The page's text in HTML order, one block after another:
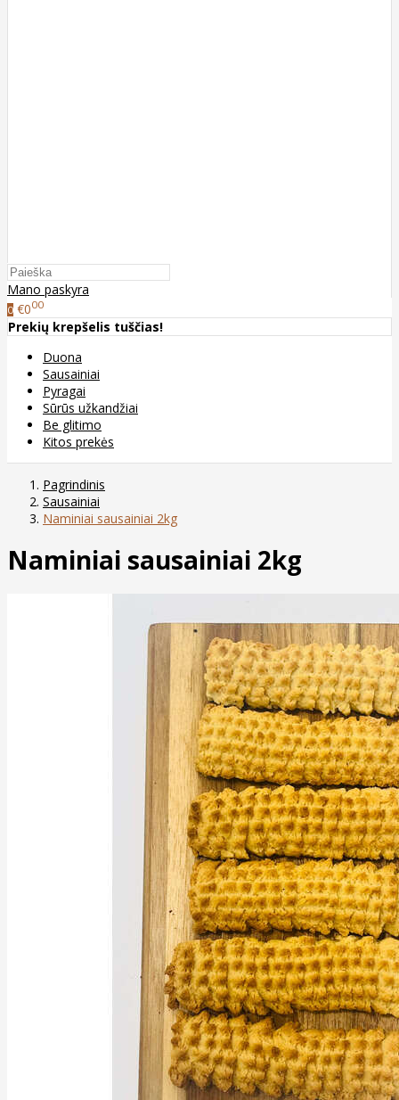
Mano paskyra
0 €000
Prekių krepšelis tuščias!
Duona
Sausainiai
Pyragai
Sūrūs užkandžiai
Be glitimo
Kitos prekės
Pagrindinis
Sausainiai
Naminiai sausainiai 2kg
Naminiai sausainiai 2kg